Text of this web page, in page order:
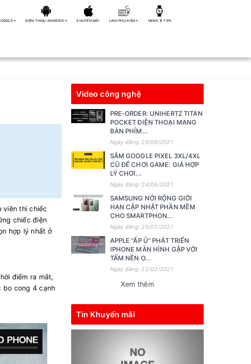
ĐIỆN THOẠI ANDROID KHUYẾN MÃI LINH PHỤ KIỆN NEWS & TIPS
viên thì chiếc
chiếc điện
hợp lý nhất ở
điểm ra mắt,
bo cong 4 cạnh
Video công nghệ
PRE-ORDER: UNIHERTZ TITAN
POCKET ĐIỆN THOẠI MANG
BÀN PHÍM...
Ngày đăng: 29/09/2021
SẮM GOOGLE PIXEL 3XL/4XL
CŨ ĐỂ CHƠI GAME: GIÁ HỢP
LÝ CHƠI...
Ngày đăng: 24/06/2021
SAMSUNG NỚI RỘNG GIỚI
HẠN CẬP NHẬT PHẦN MỀM
CHO SMARTPHON...
Ngày đăng: 25/02/2021
APPLE “ẤP Ủ” PHÁT TRIỂN
IPHONE MÀN HÌNH GẬP VỚI
TẤM NỀN O...
Ngày đăng: 22/02/2021
Xem thêm
Tin Khuyến mãi